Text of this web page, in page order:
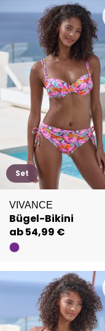
Set
VIVANCE
Bügel-Bikini
ab 54,99 €